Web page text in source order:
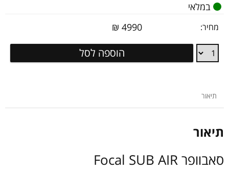
במלאי
מחיר: 4990
₪
סאבוופר
Focal
הוספה לסל
תיאור
תיאור
סאבוופר Focal SUB AIR